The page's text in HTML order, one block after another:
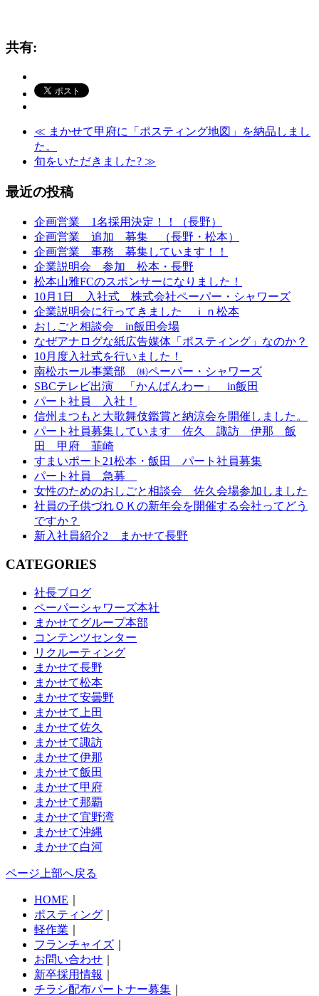
共有:
≪ まかせて甲府に「ポスティング地図」を納品しまし
た。
旬をいただきました? ≫
最近の投稿
企画営業 1名採用決定！！（長野）
企画営業 追加 募集 （長野・松本）
企画営業 事務 募集しています！！
企業説明会 参加 松本・長野
松本山雅FCのスポンサーになりました！
10月1日 入社式 株式会社ペーパー・シャワーズ
企業説明会に行ってきました ｉｎ松本
おしごと相談会 in飯田会場
なぜアナログな紙広告媒体「ポスティング」なのか？
10月度入社式を行いました！
南松ホール事業部 ㈱ペーパー・シャワーズ
SBCテレビ出演 「かんばんわー」 in飯田
パート社員 入社！
信州まつもと大歌舞伎鑑賞と納涼会を開催しました。
パート社員募集しています 佐久 諏訪 伊那 飯
田 甲府 韮崎
すまいポート21松本・飯田 パート社員募集
パート社員 急募
女性のためのおしごと相談会 佐久会場参加しました
社員の子供づれＯＫの新年会を開催する会社ってどう
ですか？
新入社員紹介2 まかせて長野
CATEGORIES
社長ブログ
ペーパーシャワーズ本社
まかせてグループ本部
コンテンツセンター
リクルーティング
まかせて長野
まかせて松本
まかせて安曇野
まかせて上田
まかせて佐久
まかせて諏訪
まかせて伊那
まかせて飯田
まかせて甲府
まかせて那覇
まかせて宜野湾
まかせて沖縄
まかせて白河
ページ上部へ戻る
HOME
ポスティング
軽作業
フランチャイズ
お問い合わせ
新卒採用情報
チラシ配布パートナー募集